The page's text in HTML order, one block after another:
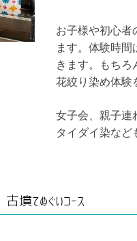
お子様や初心者
ます。体験時
きます。もちろ
花絞り染め体験
女子会、親子連
タイダイ染など
古墳てぬぐいコース